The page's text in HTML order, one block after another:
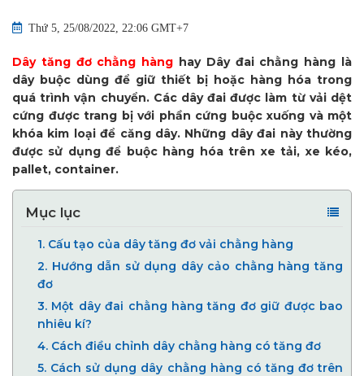
Thứ 5, 25/08/2022, 22:06 GMT+7
Dây tăng đơ chằng hàng hay Dây đai chằng hàng là
dây buộc dùng để giữ thiết bị hoặc hàng hóa trong
quá trình vận chuyển. Các dây đai được làm từ vải dệt
cứng được trang bị với phần cứng buộc xuống và một
khóa kim loại để căng dây. Những dây đai này thường
được sử dụng để buộc hàng hóa trên xe tải, xe kéo,
pallet, container.
Mục lục
1. Cấu tạo của dây tăng đơ vải chằng hàng
2. Hướng dẫn sử dụng dây cảo chằng hàng tăng
đơ
3. Một dây đai chằng hàng tăng đơ giữ được bao
nhiêu kí?
4. Cách điều chỉnh dây chằng hàng có tăng đơ
5. Cách sử dụng dây chằng hàng có tăng đơ trên